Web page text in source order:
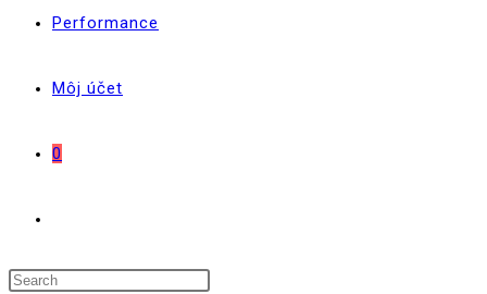
Performance
Môj účet
0
website